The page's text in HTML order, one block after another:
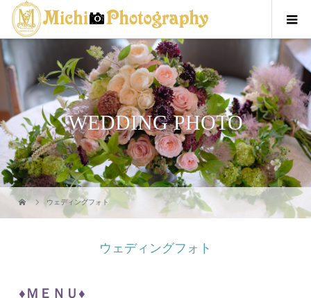
WEDDING PHOTO
ウェディングフォト
ウェディングフォト
♦ＭＥＮＵ♦